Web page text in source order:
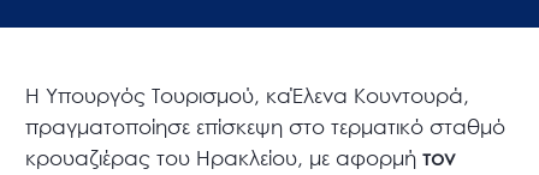
Η Υπουργός Τουρισμού, καΈλενα Κουντουρά,
πραγματοποίησε επίσκεψη στο τερματικό σταθμό
κρουαζιέρας του Ηρακλείου, με αφορμήτον